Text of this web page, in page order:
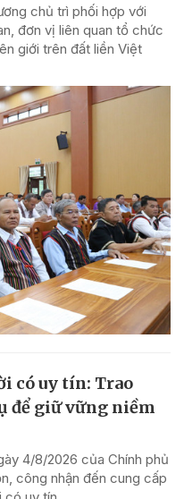
chủ trì phối hợp với
đơn vị liên quan tổ chức
giới trên đất liền Việt
có uy tín: Trao
để giữ vững niềm
4/8/2026 của Chính phủ
công nhận đến cung cấp